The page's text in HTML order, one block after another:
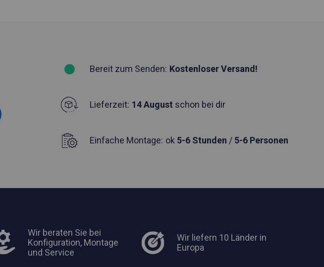
Bereit zum Senden: Kostenloser Versand!
Lieferzeit: 14 August schon bei dir
Einfache Montage: ok 5-6 Stunden / 5-6 Personen
Wir beraten Sie bei
Konfiguration, Montage
und Service
Wir liefern 10 Länder in
Europa